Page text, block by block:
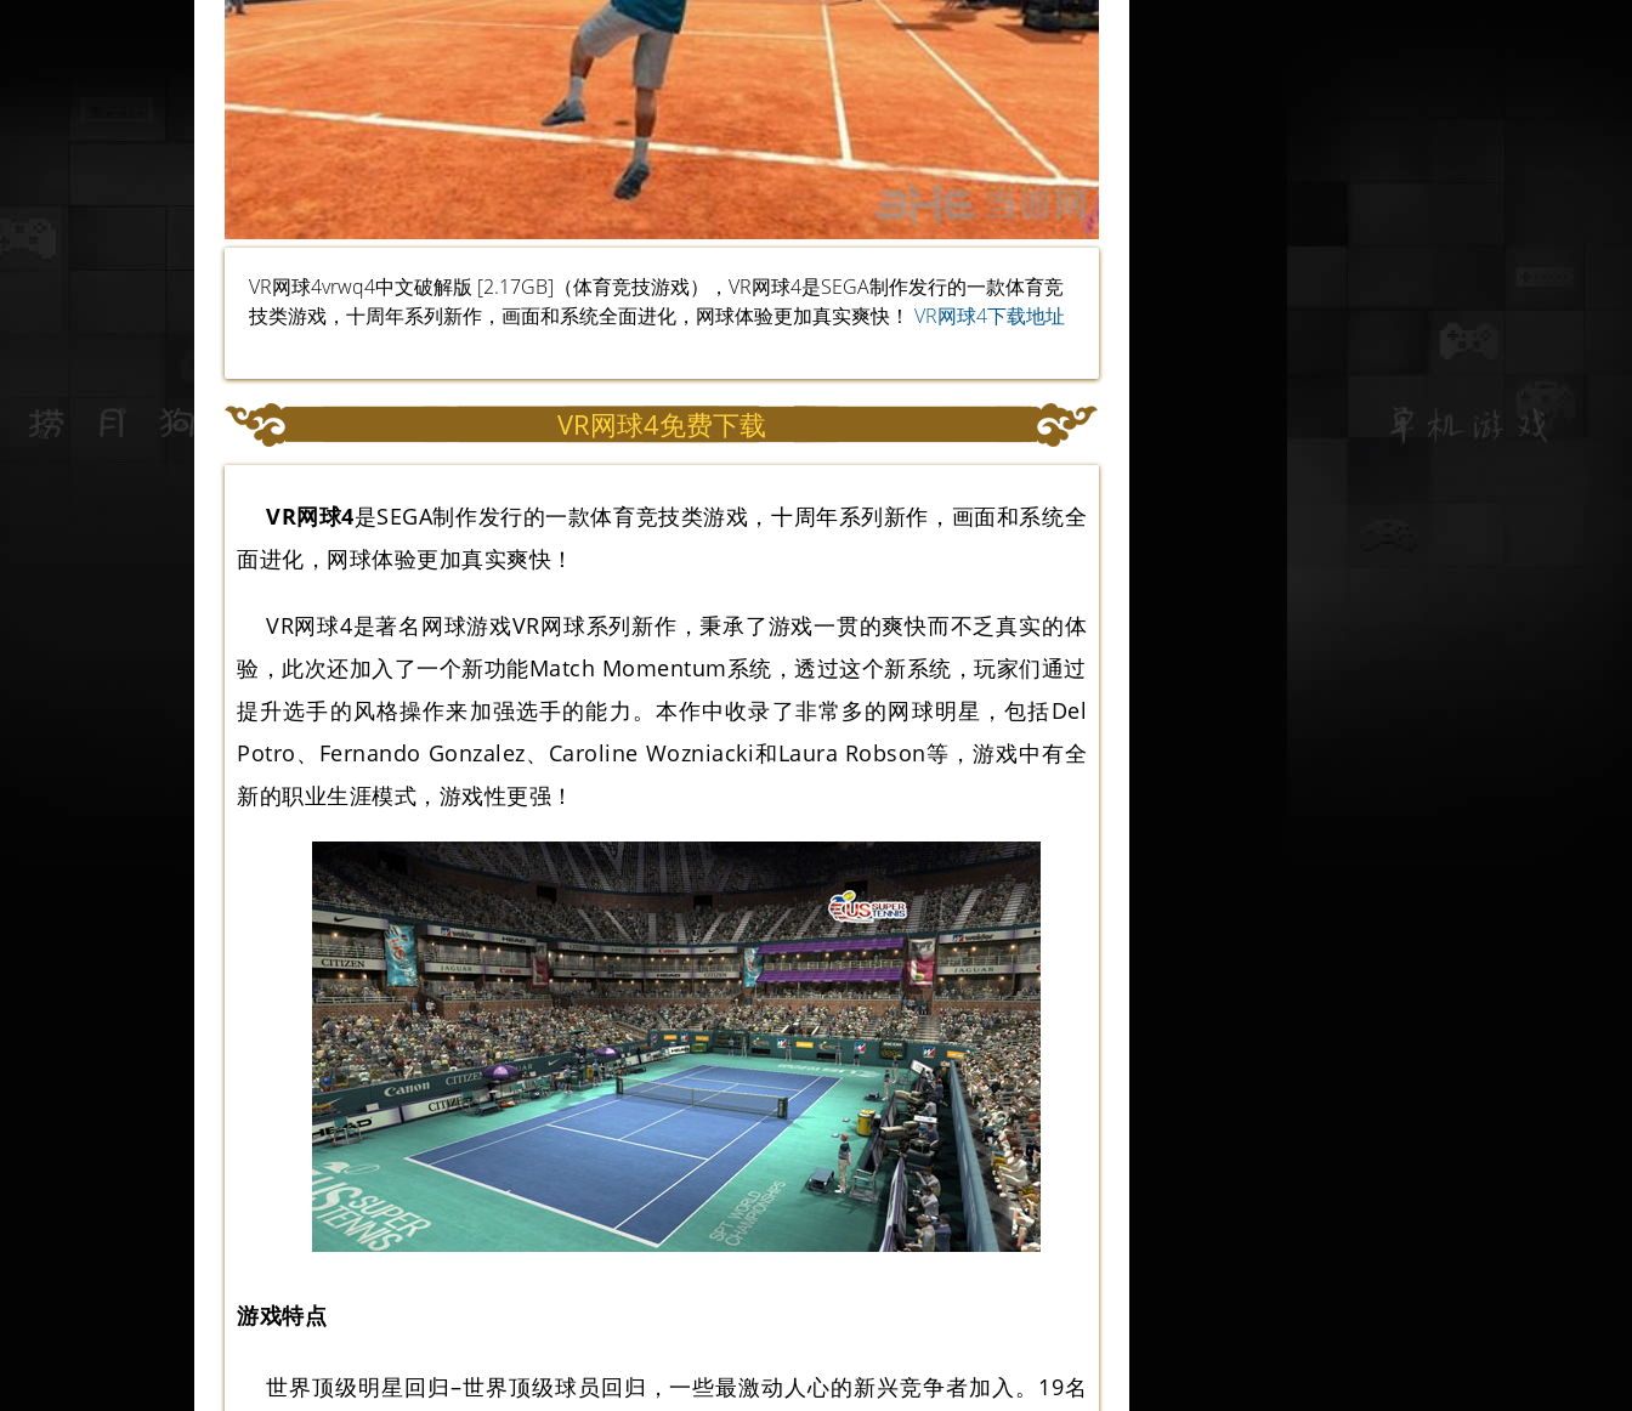
VR网球4vrwq4中文破解版 [2.17GB]（体育竞技游戏），VR网球4是SEGA制作发行的一款体育竞
技类游戏，十周年系列新作，画面和系统全面进化，网球体验更加真实爽快！ VR网球4下载地址
VR网球4免费下载
VR网球4是SEGA制作发行的一款体育竞技类游戏，十周年系列新作，画面和系统全
面进化，网球体验更加真实爽快！
VR网球4是著名网球游戏VR网球系列新作，秉承了游戏一贯的爽快而不乏真实的体
验，此次还加入了一个新功能Match Momentum系统，透过这个新系统，玩家们通过
提升选手的风格操作来加强选手的能力。本作中收录了非常多的网球明星，包括Del
Potro、Fernando Gonzalez、Caroline Wozniacki和Laura Robson等，游戏中有全
新的职业生涯模式，游戏性更强！
游戏特点
世界顶级明星回归–世界顶级球员回归，一些最激动人心的新兴竞争者加入。19名